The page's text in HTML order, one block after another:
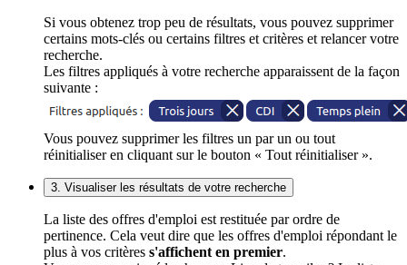
Si vous obtenez trop peu de résultats, vous pouvez supprimer
certains mots-clés ou certains filtres et critères et relancer votre
recherche.
Les filtres appliqués à votre recherche apparaissent de la façon
suivante :
Vous pouvez supprimer les filtres un par un ou tout
réinitialiser en cliquant sur le bouton « Tout réinitialiser ».
3. Visualiser les résultats de votre recherche
La liste des offres d'emploi est restituée par ordre de
pertinence. Cela veut dire que les offres d'emploi répondant le
plus à vos critères s'affichent en premier.